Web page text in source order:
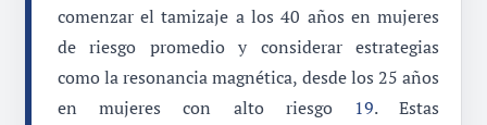
comenzar el tamizaje a los 40 años en mujeres
de riesgo promedio y considerar estrategias
como la resonancia magnética, desde los 25 años
en mujeres con alto riesgo 19. Estas